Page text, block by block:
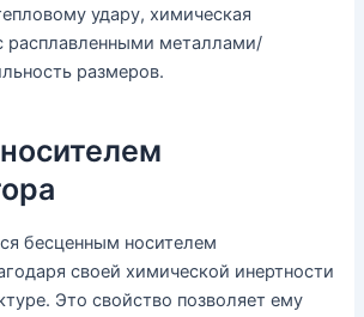
удару, химическая
расплавленными металлами/
размеров.
бесценным носителем
своей химической инертности
Это свойство позволяет ему